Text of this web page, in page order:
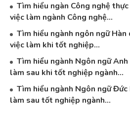
Tìm hiểu ngàn Công nghệ
việc làm ngành Công nghệ...
Tìm hiểu ngành ngôn ngữ Hàn
việc làm khi tốt nghiệp...
Tìm hiểu ngành Ngôn ngữ Anh
làm sau khi tốt nghiệp ngành...
Tìm hiểu ngành Ngôn ngữ Đức
làm sau tốt nghiệp ngành...